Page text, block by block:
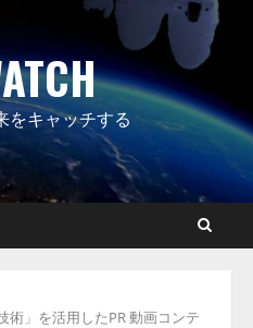
をキャッチする
術」を活用したPR 動画コンテ